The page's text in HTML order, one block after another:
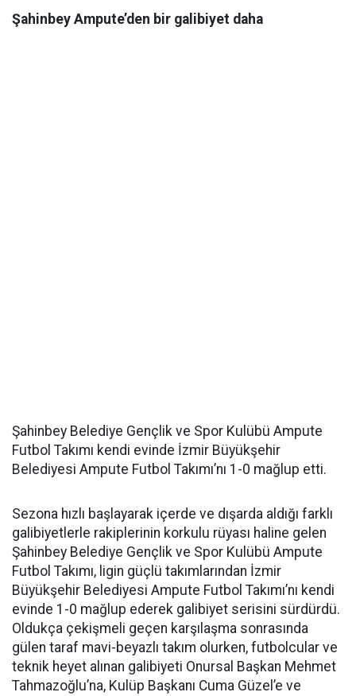
Şahinbey Ampute’den bir galibiyet daha
Şahinbey Belediye Gençlik ve Spor Kulübü Ampute
Futbol Takımı kendi evinde İzmir Büyükşehir
Belediyesi Ampute Futbol Takımı’nı 1-0 mağlup etti.
Sezona hızlı başlayarak içerde ve dışarda aldığı farklı
galibiyetlerle rakiplerinin korkulu rüyası haline gelen
Şahinbey Belediye Gençlik ve Spor Kulübü Ampute
Futbol Takımı, ligin güçlü takımlarından İzmir
Büyükşehir Belediyesi Ampute Futbol Takımı’nı kendi
evinde 1-0 mağlup ederek galibiyet serisini sürdürdü.
Oldukça çekişmeli geçen karşılaşma sonrasında
gülen taraf mavi-beyazlı takım olurken, futbolcular ve
teknik heyet alınan galibiyeti Onursal Başkan Mehmet
Tahmazoğlu’na, Kulüp Başkanı Cuma Güzel’e ve